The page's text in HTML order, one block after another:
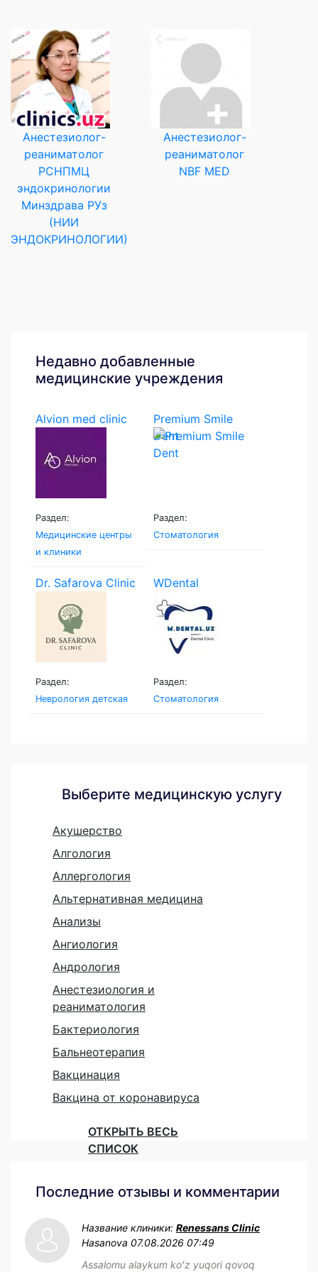
Анестезиолог-
реаниматолог
РСНПМЦ
эндокринологии
Минздрава РУз
(НИИ
ЭНДОКРИНОЛОГИИ)
Анестезиолог-
реаниматолог
NBF MED
Недавно добавленные
медицинские учреждения
Alvion med clinic
Раздел:
Медицинские центры
и клиники
Premium Smile
Dent
Раздел:
Стоматология
Dr. Safarova Clinic
Раздел:
Неврология детская
WDental
Раздел:
Стоматология
Выберите медицинскую услугу
Акушерство
Алгология
Аллергология
Альтернативная медицина
Анализы
Ангиология
Андрология
Анестезиология и
реаниматология
Бактериология
Бальнеотерапия
Вакцинация
Вакцина от коронавируса
ОТКРЫТЬ ВЕСЬ
СПИСОК
Последние отзывы и комментарии
Название клиники: Renessans Clinic
Hasanova 07.08.2026 07:49
Assalomu alaykum koʻz yuqori qovoq